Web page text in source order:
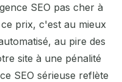
SEO pas cher à
prix, c'est au mieux
au pire des
site à une pénalité
SEO sérieuse reflète